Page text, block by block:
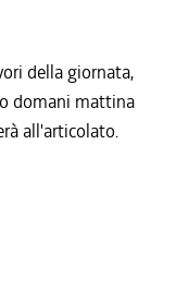
della giornata,
domani mattina
all'articolato.